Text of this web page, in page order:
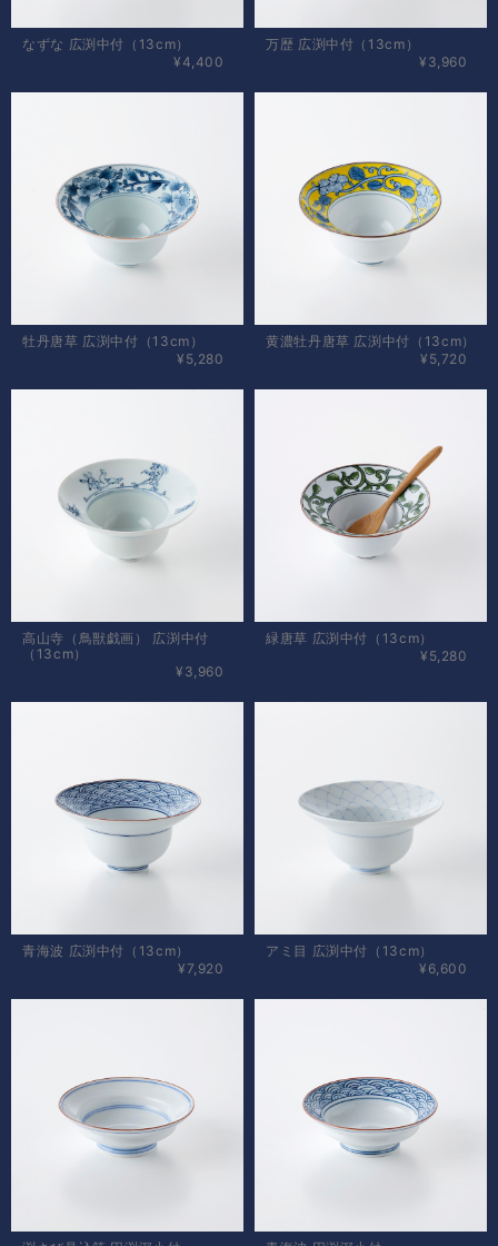
なずな 広渕中付（13cm）
¥4,400
万歴 広渕中付（13cm）
¥3,960
牡丹唐草 広渕中付（13cm）
¥5,280
黄濃牡丹唐草 広渕中付（13cm）
¥5,720
高山寺（鳥獣戯画） 広渕中付
（13cm）
¥3,960
緑唐草 広渕中付（13cm）
¥5,280
青海波 広渕中付（13cm）
¥7,920
アミ目 広渕中付（13cm）
¥6,600